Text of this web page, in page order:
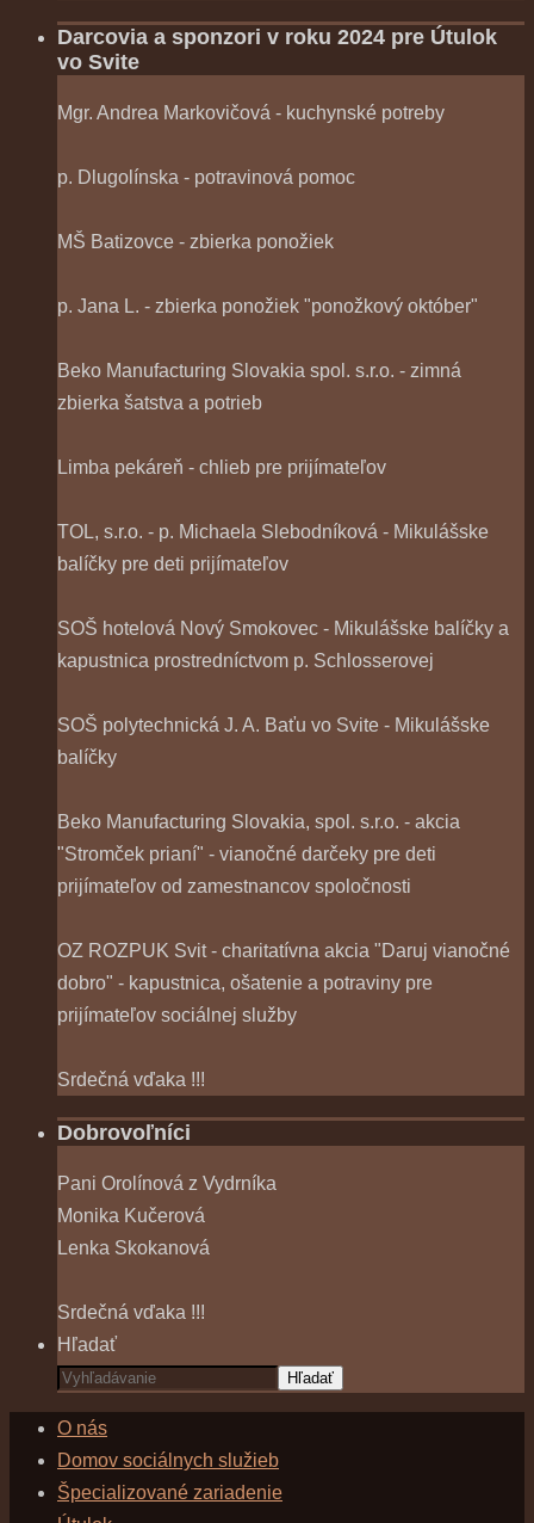
Darcovia a sponzori v roku 2024 pre Útulok
vo Svite
Mgr. Andrea Markovičová - kuchynské potreby
p. Dlugolínska - potravinová pomoc
MŠ Batizovce - zbierka ponožiek
p. Jana L. - zbierka ponožiek "ponožkový október"
Beko Manufacturing Slovakia spol. s.r.o. - zimná
zbierka šatstva a potrieb
Limba pekáreň - chlieb pre prijímateľov
TOL, s.r.o. - p. Michaela Slebodníková - Mikulášske
balíčky pre deti prijímateľov
SOŠ hotelová Nový Smokovec - Mikulášske balíčky a
kapustnica prostredníctvom p. Schlosserovej
SOŠ polytechnická J. A. Baťu vo Svite - Mikulášske
balíčky
Beko Manufacturing Slovakia, spol. s.r.o. - akcia
"Stromček prianí" - vianočné darčeky pre deti
prijímateľov od zamestnancov spoločnosti
OZ ROZPUK Svit - charitatívna akcia "Daruj vianočné
dobro" - kapustnica, ošatenie a potraviny pre
prijímateľov sociálnej služby
Srdečná vďaka !!!
Dobrovoľníci
Pani Orolínová z Vydrníka
Monika Kučerová
Lenka Skokanová
Srdečná vďaka !!!
Hľadať
Hľadať
O nás
Domov sociálnych služieb
Špecializované zariadenie